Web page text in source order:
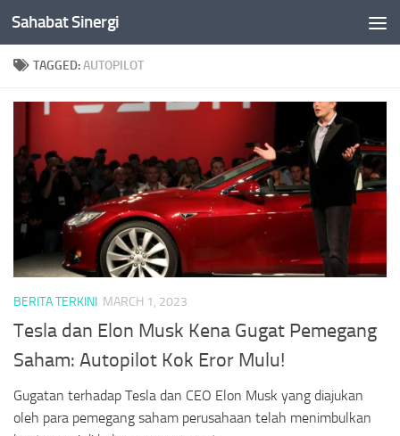
Skip to content
Sahabat Sinergi
TAGGED:AUTOPILOT
BERITA TERKINI MARCH 1, 2023
Tesla dan Elon Musk Kena Gugat Pemegang
Saham: Autopilot Kok Eror Mulu!
Gugatan terhadap Tesla dan CEO Elon Musk yang diajukan
oleh para pemegang saham perusahaan telah menimbulkan